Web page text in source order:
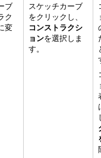
ブ
ク
変
スケッチカーブ
をクリックし、
コンストラクシ
ョンを選択しま
す。